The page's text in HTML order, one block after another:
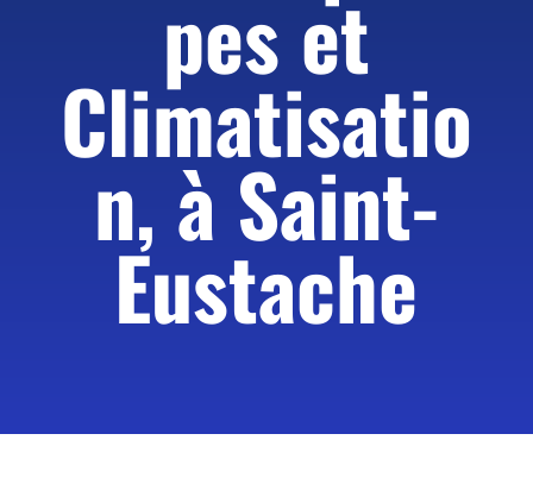
pes et
Climatisatio
n, à Saint-
Eustache